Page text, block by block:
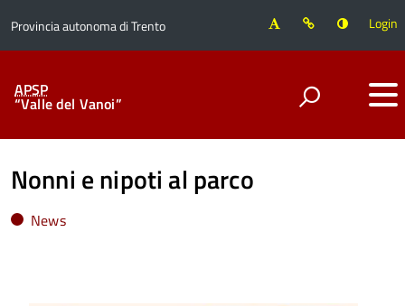
Provincia autonoma di Trento Login
APSP
“Valle del Vanoi”
Nonni e nipoti al parco
News